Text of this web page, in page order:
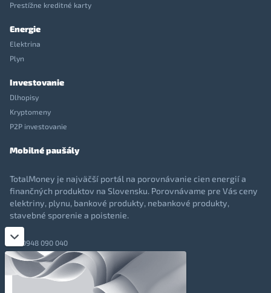
Prestížne kreditné karty
Energie
Elektrina
Plyn
Investovanie
Dlhopisy
Kryptomeny
P2P investovanie
Mobilné paušály
TotalMoney je najväčší portál na porovnávanie cien energií a
finančných produktov na Slovensku. Porovnávame pre Vás ceny
elektriny, plynu, bankové produkty, nebankové produkty,
stavebné sporenie a poistenie.
0948 090 040
+421 948 090 051
info@totalmoney.sk